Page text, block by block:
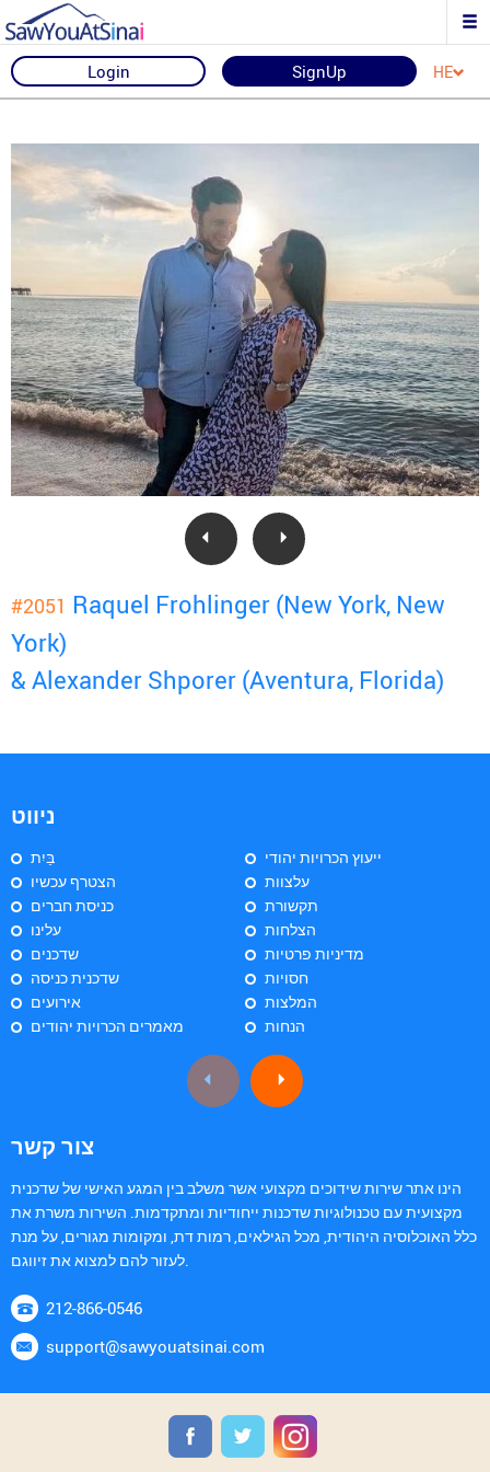
Login SignUp HE
#2051 Raquel Frohlinger (New York, New
York)
& Alexander Shporer (Aventura, Florida)
ניווט
בַּיִת
הצטרף עכשיו
כניסת חברים
עלינו
שדכנים
שדכנית כניסה
אירועים
מאמרים הכרויות יהודים
ייעוץ הכרויות יהודי
עלצוות
תקשורת
הצלחות
מדיניות פרטיות
חסויות
המלצות
הנחות
צור קשר
הינו אתר שירות שידוכים מקצועי אשר משלב בין המגע האישי של שדכנית
מקצועית עם טכנולוגיות שדכנות ייחודיות ומתקדמות. השירות משרת את
כלל האוכלוסיה היהודית, מכל הגילאים, רמות דת, ומקומות מגורים, על מנת
212-866-0546
support@sawyouatsinai.com